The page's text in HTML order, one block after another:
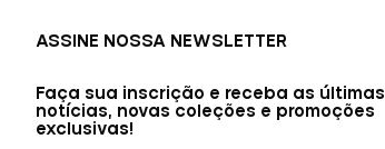
ASSINE NOSSA NEWSLETTER
Faça sua inscrição e receba as últimas
notícias, novas coleções e promoções
exclusivas!